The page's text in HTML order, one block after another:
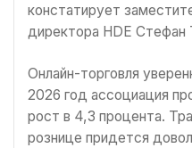
констатирует
директора HDE Стефан
Онлайн-торговля
2026 год ассоциация
рост в 4,3 процента.
рознице придется